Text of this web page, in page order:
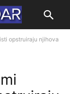
opstruiraju njihova